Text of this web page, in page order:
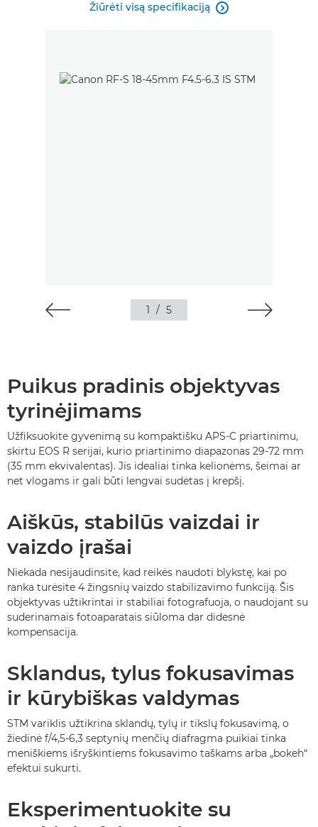
Žiūrėti visą specifikaciją 
1 / 5
Puikus pradinis objektyvas
tyrinėjimams
Užfiksuokite gyvenimą su kompaktišku APS-C priartinimu,
skirtu EOS R serijai, kurio priartinimo diapazonas 29-72 mm
(35 mm ekvivalentas). Jis idealiai tinka kelionėms, šeimai ar
net vlogams ir gali būti lengvai sudėtas į krepšį.
Aiškūs, stabilūs vaizdai ir
vaizdo įrašai
Niekada nesijaudinsite, kad reikės naudoti blykstę, kai po
ranka turėsite 4 žingsnių vaizdo stabilizavimo funkciją. Šis
objektyvas užtikrintai ir stabiliai fotografuoja, o naudojant su
suderinamais fotoaparatais siūloma dar didesnė
kompensacija.
Sklandus, tylus fokusavimas
ir kūrybiškas valdymas
STM variklis užtikrina sklandų, tylų ir tikslų fokusavimą, o
žiedinė f/4,5-6,3 septynių menčių diafragma puikiai tinka
meniškiems išryškintiems fokusavimo taškams arba „bokeh“
efektui sukurti.
Eksperimentuokite su